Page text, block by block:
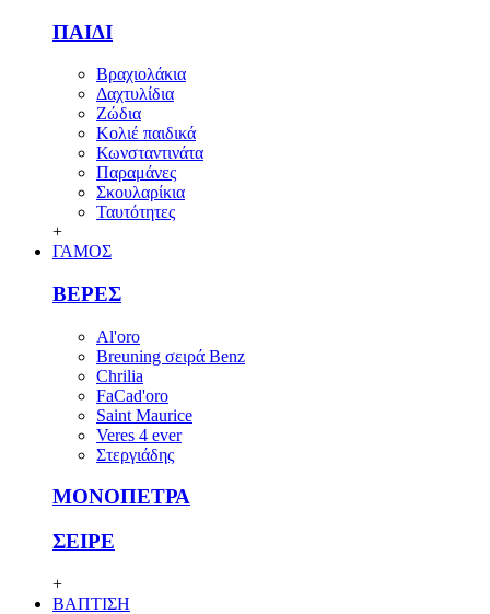
ΠΑΙΔΙ
Βραχιολάκια
Δαχτυλίδια
Ζώδια
Κολιέ παιδικά
Κωνσταντινάτα
Παραμάνες
Σκουλαρίκια
Ταυτότητες
+
ΓΑΜΟΣ
ΒΕΡΕΣ
Al'oro
Breuning σειρά Benz
Chrilia
FaCad'oro
Saint Maurice
Veres 4 ever
Στεργιάδης
ΜΟΝΟΠΕΤΡΑ
ΣΕΙΡΕ
+
ΒΑΠΤΙΣΗ